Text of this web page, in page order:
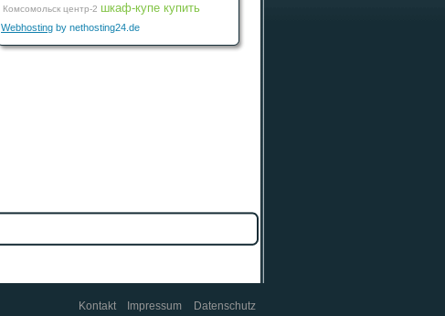
Комсомольск центр-2 шкаф-купе купить
Webhosting by nethosting24.de
Kontakt Impressum Datenschutz